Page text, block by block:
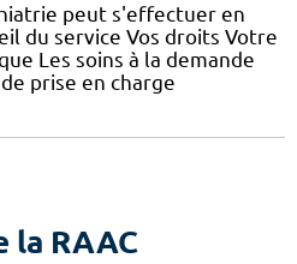
peut s'effectuer en
du service Vos droits Votre
Les soins à la demande
prise en charge
la RAAC